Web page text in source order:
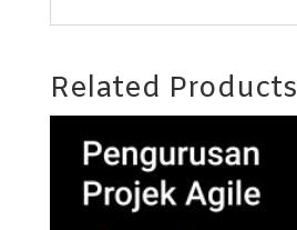
Related Products